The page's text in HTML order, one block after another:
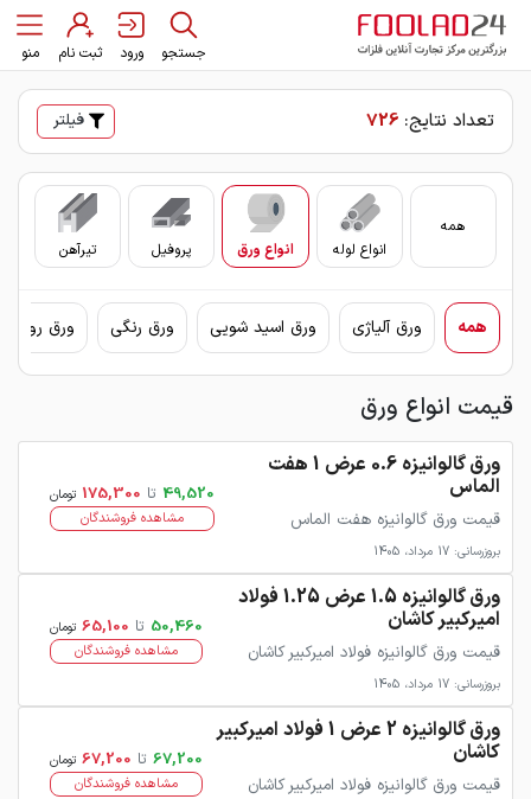
جستجو ورود ثبت نام منو
تعداد نتایج: 726 فیلتر
همه
انواع لوله
انواع ورق پروفیل تیرآهن
همه ورق آلیاژی ورق اسید شویی ورق رنگی ورق
قیمت انواع ورق
ورق گالوانیزه 0.6 عرض 1 هفت
الماس
قیمت ورق گالوانیزه هفت الماس
بروزرسانی: 17 مرداد، 1405
49,520 تا 175,300 تومان
مشاهده فروشندگان
ورق گالوانیزه 1.5 عرض 1.25 فولاد
امیرکبیر کاشان
قیمت ورق گالوانیزه فولاد امیرکبیر کاشان
بروزرسانی: 17 مرداد، 1405
50,460 تا 65,100 تومان
مشاهده فروشندگان
ورق گالوانیزه 2 عرض 1 فولاد امیرکبیر
کاشان
قیمت ورق گالوانیزه فولاد امیرکبیر کاشان
67,200 تا 67,200 تومان
مشاهده فروشندگان